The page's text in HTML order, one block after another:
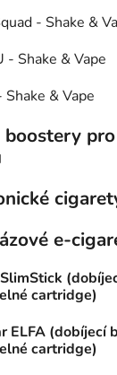
- Shake &
- Shake & Vape
Shake & Vape
boostery
e-
cartridge)
ELFA (dobíjecí
cartridge)